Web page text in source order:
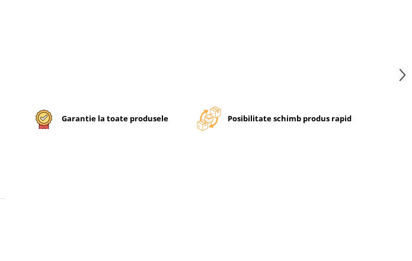
Garantie la toate produsele Posibilitate schimb produs rapid